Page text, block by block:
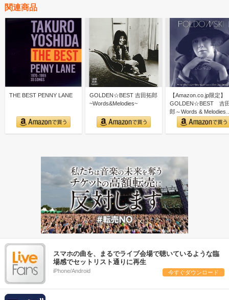
関連商品
THE BEST PENNY LANE
GOLDEN☆BEST 吉田拓郎
~Words&Melodies~
【Amazon.co.jp限定】
GOLDEN☆BEST 吉
郎～Words &
スマホの曲を、まるでライブ会場で聴いているような臨
場感でセットリスト通りに再生
iPhone/Android 今すぐダウンロード